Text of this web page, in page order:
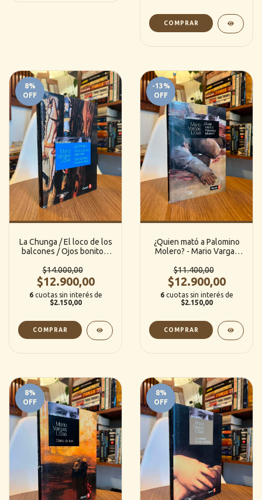
8%
OFF
La Chunga / El loco de los
balcones / Ojos bonitos,
Vargas Llosa (Alfaguara)
$14.000,00
$12.900,00
6 cuotas sin interés de
$2.150,00
-13%
OFF
¿Quien mató a Palomino
Molero? - Mario Vargas
$11.400,00
$12.900,00
6 cuotas sin interés de
$2.150,00
8%
OFF
8%
OFF